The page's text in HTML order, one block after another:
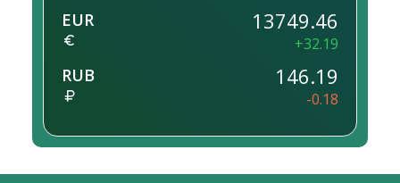
EUR 13749.46
+32.19
RUB 146.19
-0.18